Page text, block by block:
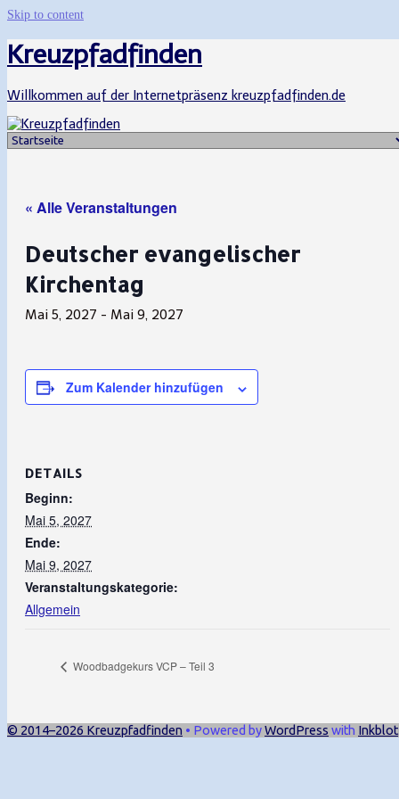
Skip to content
Kreuzpfadfinden
Willkommen auf der Internetpräsenz kreuzpfadfinden.de
« Alle Veranstaltungen
Deutscher evangelischer
Kirchentag
Mai 5, 2027 - Mai 9, 2027
Zum Kalender hinzufügen
DETAILS
Beginn:
Mai 5, 2027
Ende:
Mai 9, 2027
Veranstaltungskategorie:
Allgemein
Woodbadgekurs VCP – Teil 3
© 2014–2026 Kreuzpfadfinden • Powered byWordPress with Inkblot